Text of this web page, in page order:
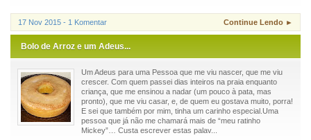
17 Nov 2015 - 1 Komentar Continue Lendo ►
Bolo de Arroz e um Adeus...
Um Adeus para uma Pessoa que me viu nascer, que me viu
crescer. Com quem passei dias inteiros na praia enquanto
criança, que me ensinou a nadar (um pouco à pata, mas
pronto), que me viu casar, e, de quem eu gostava muito, porra!
E sei que também por mim, tinha um carinho especial.Uma
pessoa que já não me chamará mais de “meu ratinho
Mickey”… Custa escrever estas palav...